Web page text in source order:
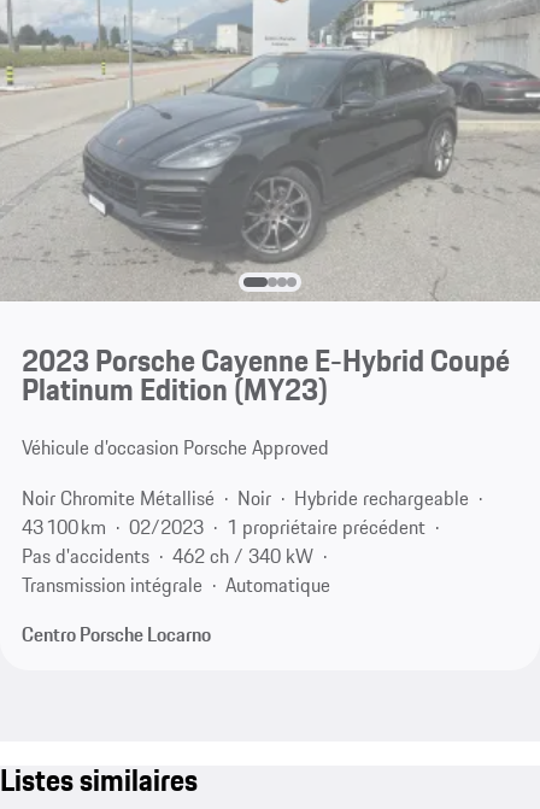
2023 Porsche Cayenne E-Hybrid Coupé
Platinum Edition (MY23)
Véhicule d’occasion Porsche Approved
Noir Chromite Métallisé
Noir
Hybride rechargeable
43 100 km
02/2023
1 propriétaire précédent
Pas d'accidents
462 ch / 340 kW
Transmission intégrale
Automatique
Centro Porsche Locarno
Listes similaires